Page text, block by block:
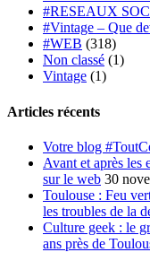
#RESEAUX
#Vintage – Que
#WEB (318)
Non classé (1)
Vintage (1)
Articles récents
Votre blog
Avant et après les
sur le web 30
Toulouse : Feu
les troubles de la
Culture geek : le
ans près de